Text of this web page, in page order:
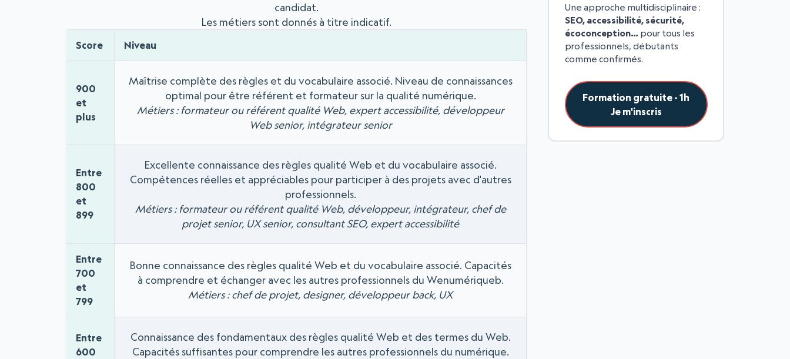
Une approche multidisciplinaire :
SEO, accessibilité, sécurité,
écoconception… pour tous les
professionnels, débutants
comme confirmés.
Formation gratuite - 1h
Je m'inscris
candidat.
Les métiers sont donnés à titre indicatif.
Score Niveau
900
et
plus
Maîtrise complète des règles et du vocabulaire associé. Niveau de connaissances
optimal pour être référent et formateur sur la qualité numérique.
Métiers : formateur ou référent qualité Web, expert accessibilité, développeur
Web senior, intégrateur senior
Entre
800
et
899
Excellente connaissance des règles qualité Web et du vocabulaire associé.
Compétences réelles et appréciables pour participer à des projets avec d'autres
professionnels.
Métiers : formateur ou référent qualité Web, développeur, intégrateur, chef de
projet senior, UX senior, consultant SEO, expert accessibilité
Entre
700
et
799
Bonne connaissance des règles qualité Web et du vocabulaire associé. Capacités
à comprendre et échanger avec les autres professionnels du Wenumériqueb.
Métiers : chef de projet, designer, développeur back, UX
Entre
600
Connaissance des fondamentaux des règles qualité Web et des termes du Web.
Capacités suffisantes pour comprendre les autres professionnels du numérique.